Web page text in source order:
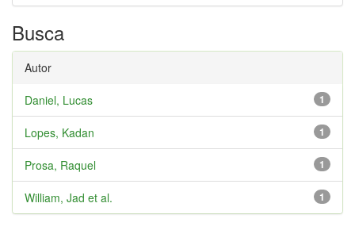
Busca
Autor
1
Daniel, Lucas
1
Lopes, Kadan
1
Prosa, Raquel
1
William, Jad et al.